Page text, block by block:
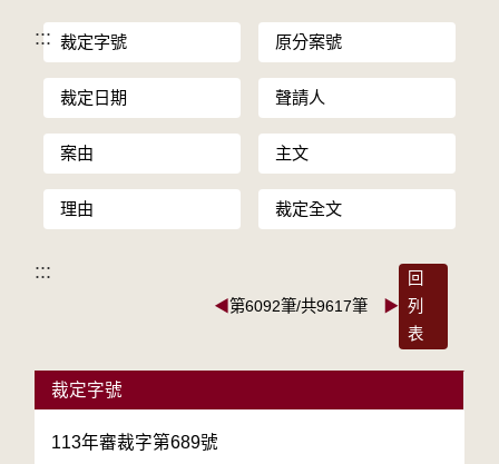
::: 裁定字號 原分案號
裁定日期 聲請人
案由 主文
理由 裁定全文
:::
◀第6092筆/共9617筆 ▶
回
列
表
裁定字號
113年審裁字第689號